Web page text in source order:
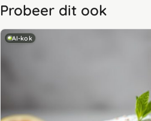
Probeer dit ook
AI-kok